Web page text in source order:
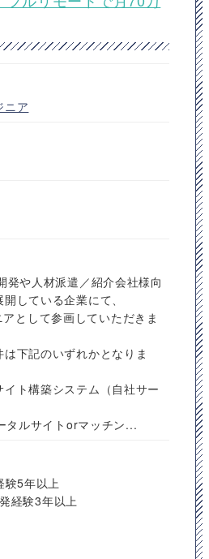
ニア
発や人材派遣／紹介会社様向
している企業にて、
として参画していただきま
下記のいずれかとなりま
ト構築システム（自社サー
ルサイトorマッチン...
験5年以上
経験3年以上